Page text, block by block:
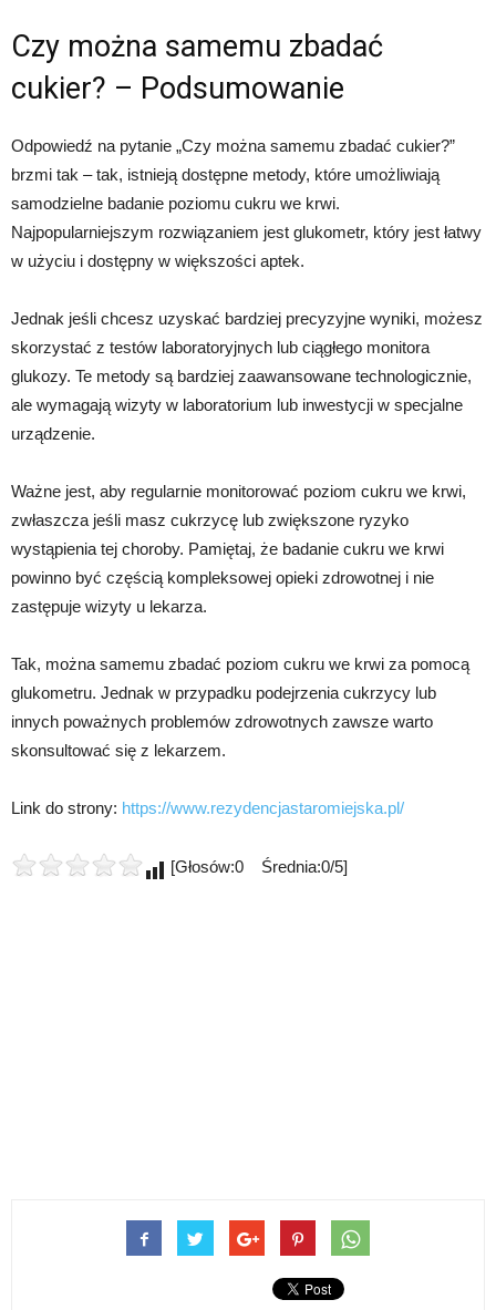
Czy można samemu zbadać
cukier? – Podsumowanie
Odpowiedź na pytanie „Czy można samemu zbadać cukier?”
brzmi tak – tak, istnieją dostępne metody, które umożliwiają
samodzielne badanie poziomu cukru we krwi.
Najpopularniejszym rozwiązaniem jest glukometr, który jest łatwy
w użyciu i dostępny w większości aptek.
Jednak jeśli chcesz uzyskać bardziej precyzyjne wyniki, możesz
skorzystać z testów laboratoryjnych lub ciągłego monitora
glukozy. Te metody są bardziej zaawansowane technologicznie,
ale wymagają wizyty w laboratorium lub inwestycji w specjalne
urządzenie.
Ważne jest, aby regularnie monitorować poziom cukru we krwi,
zwłaszcza jeśli masz cukrzycę lub zwiększone ryzyko
wystąpienia tej choroby. Pamiętaj, że badanie cukru we krwi
powinno być częścią kompleksowej opieki zdrowotnej i nie
zastępuje wizyty u lekarza.
Tak, można samemu zbadać poziom cukru we krwi za pomocą
glukometru. Jednak w przypadku podejrzenia cukrzycy lub
innych poważnych problemów zdrowotnych zawsze warto
skonsultować się z lekarzem.
Link do strony: https://www.rezydencjastaromiejska.pl/
[Głosów:0 Średnia:0/5]